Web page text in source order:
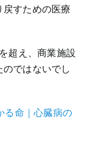
すための医療
超え、商業施設
ではないでし
る命｜心臓病の